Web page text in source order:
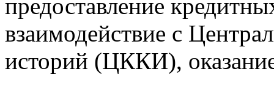
предоставление
взаимодействие с
историй (ЦККИ),